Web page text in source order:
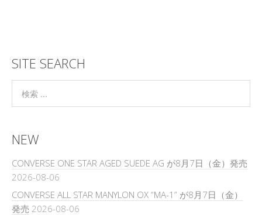
SITE SEARCH
NEW
CONVERSE ONE STAR AGED SUEDE AG が8月7日（金）発売
2026-08-06
CONVERSE ALL STAR MANYLON OX “MA-1” が8月7日（金）
発売 2026-08-06